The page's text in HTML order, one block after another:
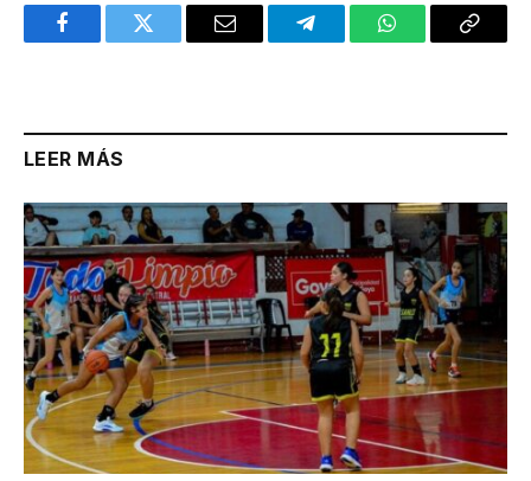
FacebookTwitter Email TelegramWhatsAppCopy
LEER MÁS